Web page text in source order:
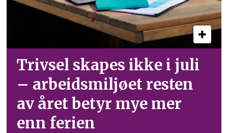
Trivsel skapes ikke i juli
– arbeid­smiljøet resten
av året betyr mye mer
enn ferien